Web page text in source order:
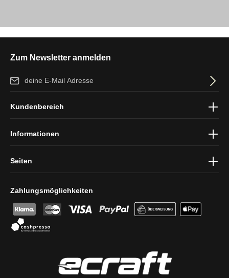
Zum Newsletter anmelden
E-Mail-Adresse*
und dieAGBgelesen und bin mit ihnen einverstanden.
Zahlungsmöglichkeiten
Kundenbereich
Informationen
Seiten